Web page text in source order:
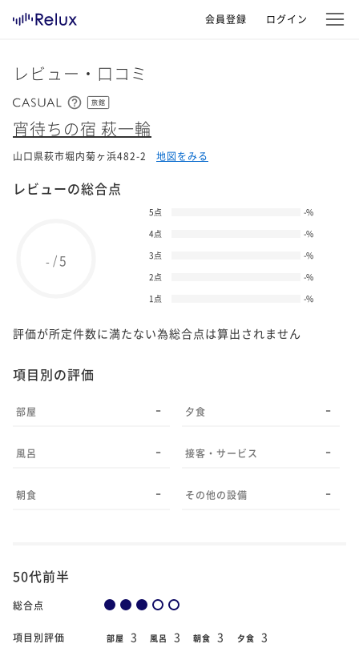
会員登録 ログイン
レビュー・口コミ
旅館
宵待ちの宿 萩一輪
山口県萩市堀内菊ヶ浜482-2 地図をみる
レビューの総合点
- /5
5点 -%
4点
-%
3点
-%
2点
-%
1点
-%
評価が所定件数に満たない為総合点は算出されません
項目別の評価
部屋 -
風呂 -
朝食 -
夕食 -
接客・サービス -
その他の設備 -
50代前半
総合点
項目別評価 部屋 3 風呂 3 朝食 3 夕食 3